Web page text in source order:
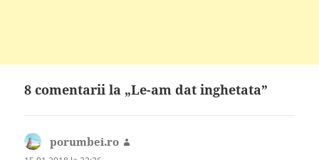
8 comentarii la „Le-am dat inghetata”
porumbei.ro